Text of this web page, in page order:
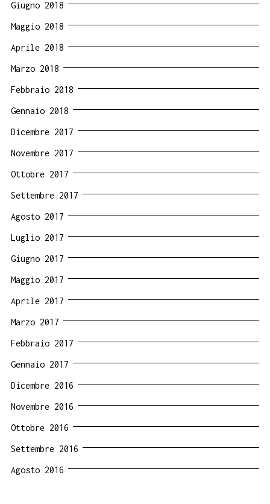
Giugno 2018
Maggio 2018
Aprile 2018
Marzo 2018
Febbraio 2018
Gennaio 2018
Dicembre 2017
Novembre 2017
Ottobre 2017
Settembre 2017
Agosto 2017
Luglio 2017
Giugno 2017
Maggio 2017
Aprile 2017
Marzo 2017
Febbraio 2017
Gennaio 2017
Dicembre 2016
Novembre 2016
Ottobre 2016
Settembre 2016
Agosto 2016